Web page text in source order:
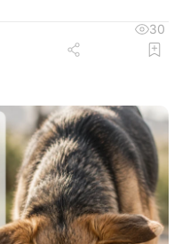
30